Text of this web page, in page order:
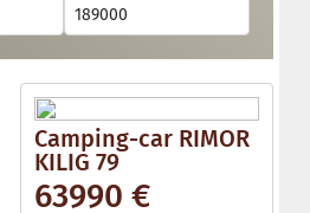
Camping-car RIMOR
KILIG 79
63990 €